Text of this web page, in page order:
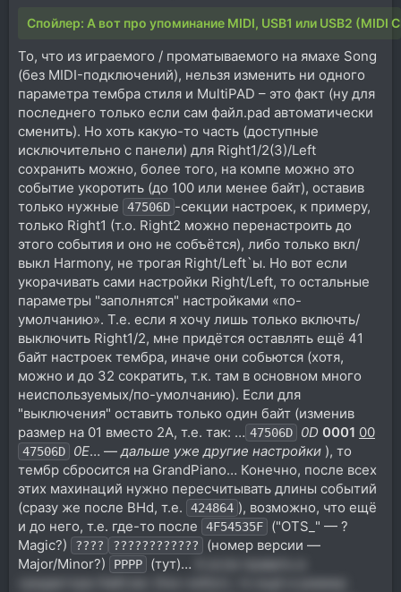
Спойлер: А вот про упоминание MIDI, USB1 или USB2 (MIDI
То, что из играемого / проматываемого на ямахе Song
(без MIDI-подключений), нельзя изменить ни одного
параметра тембра стиля и MultiPAD – это факт (ну для
последнего только если сам файл.pad автоматически
сменить). Но хоть какую-то часть (доступные
исключительно с панели) для Right1/2(3)/Left
сохранить можно, более того, на компе можно это
событие укоротить (до 100 или менее байт), оставив
только нужные
47506D -cекции настроек, к примеру,
только Right1 (т.о. Right2 можно перенастроить до
этого события и оно не собъётся), либо только вкл/
выкл Harmony, не трогая Right/Left`ы. Но вот если
укорачивать сами настройки Right/Left, то остальные
параметры "заполнятся" настройками «по-
умолчанию». Т.е. если я хочу лишь только включть/
выключить Right1/2, мне придётся оставлять ещё 41
байт настроек тембра, иначе они собьются (хотя,
можно и до 32 сократить, т.к. там в основном много
неиспользуемых/по-умолчанию). Если для
"выключения" оставить только один байт (изменив
размер на 01 вместо 2A, т.е. так: … 47506D 0D 0001 00
47506D 0E… — дальше уже другие настройки ), то
тембр сбросится на GrandPiano… Конечно, после всех
этих махинаций нужно пересчитывать длины событий
(сразу же после BHd, т.е.
424864 ), возможно, что ещё
и до него, т.е. где-то после
4F54535F
("OTS_" — ?
Magic?)
???? ????????????
(номер версии —
Major/Minor?)
РРРР (тут)…
«редакторе байтов» (hex-editor), то ещё и размер